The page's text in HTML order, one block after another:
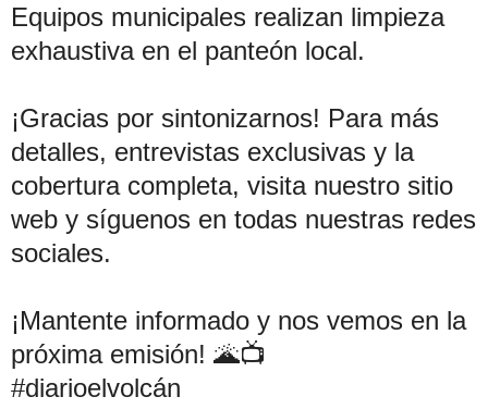
Equipos municipales realizan limpieza
exhaustiva en el panteón local.
¡Gracias por sintonizarnos! Para más
detalles, entrevistas exclusivas y la
cobertura completa, visita nuestro sitio
web y síguenos en todas nuestras redes
sociales.
¡Mantente informado y nos vemos en la
próxima emisión! 🌋📺
#diarioelvolcán